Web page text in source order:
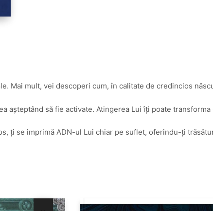
Mai mult, vei descoperi cum, în calitate de credincios
așteptând să fie activate. Atingerea Lui îți poate
ți se imprimă ADN-ul Lui chiar pe suflet, oferindu-ți